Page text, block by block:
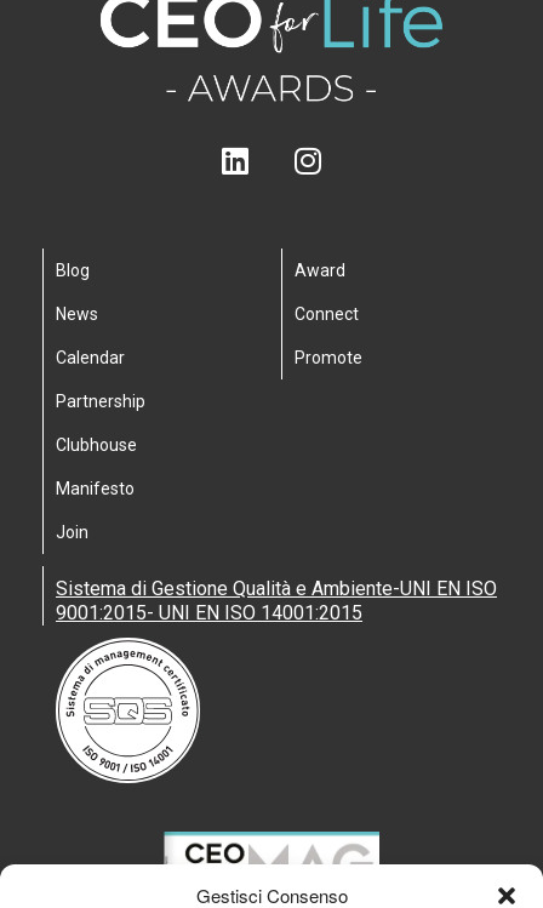
Gestisci Consenso
Blog
News
Calendar
Partnership
Clubhouse
Manifesto
Join
Award
Connect
Promote
Sistema di Gestione Qualità e Ambiente-UNI EN ISO
9001:2015- UNI EN ISO 14001:2015